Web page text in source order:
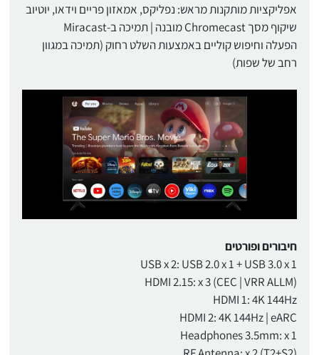
אפליקציות מותקנות מראש: נפליקס, אמאזון פריים וידאו, יוטיוב
שיקוף מסך Chromecast מובנה | תמיכה ב-Miracast
הפעלה וחיפוש קוליים באמצעות השלט רחוק (תמיכה במגוון
רחב של שפות)
חיבורים ופורטים
USB x 2: USB 2.0 x 1 + USB 3.0 x 1
HDMI 2.15: x 3 (CEC | VRR ALLM)
HDMI 1: 4K 144Hz
HDMI 2: 4K 144Hz | eARC
Headphones 3.5mm: x 1